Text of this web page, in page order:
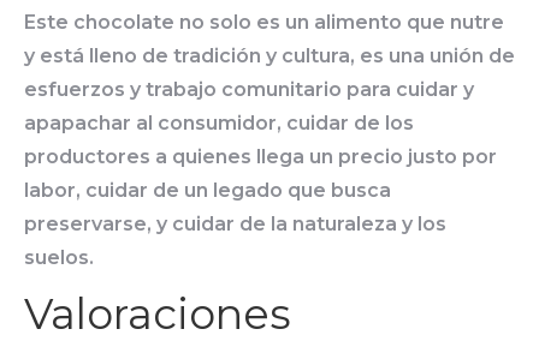
Este chocolate no solo es un alimento que nutre
y está lleno de tradición y cultura, es una unión de
esfuerzos y trabajo comunitario para cuidar y
apapachar al consumidor, cuidar de los
productores a quienes llega un precio justo por
labor, cuidar de un legado que busca
preservarse, y cuidar de la naturaleza y los
suelos.
Valoraciones